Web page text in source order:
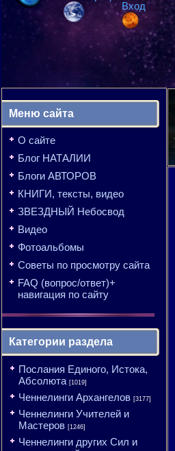
Вход
Меню сайта
О сайте
Блог НАТАЛИИ
Блоги АВТОРОВ
КНИГИ, тексты, видео
ЗВЕЗДНЫЙ Небосвод
Видео
Фотоальбомы
Советы по просмотру сайта
FAQ (вопрос/ответ)+
навигация по сайту
Категории раздела
Послания Единого, Истока,
Абсолюта [1019]
Ченнелинги Архангелов [3177]
Ченнелинги Учителей и
Мастеров [1246]
Ченнелинги других Сил и